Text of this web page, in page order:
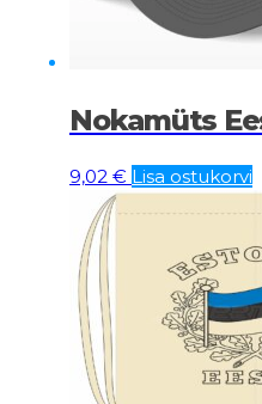
Nokamüts
9,02 € Lisa ostukorvi